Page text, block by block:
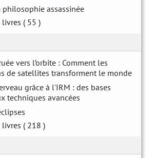
philosophie assassinée
livres ( 55 )
vers l’orbite : Comment les
de satellites transforment le monde
grâce à l'IRM : des bases
techniques avancées
livres ( 218 )